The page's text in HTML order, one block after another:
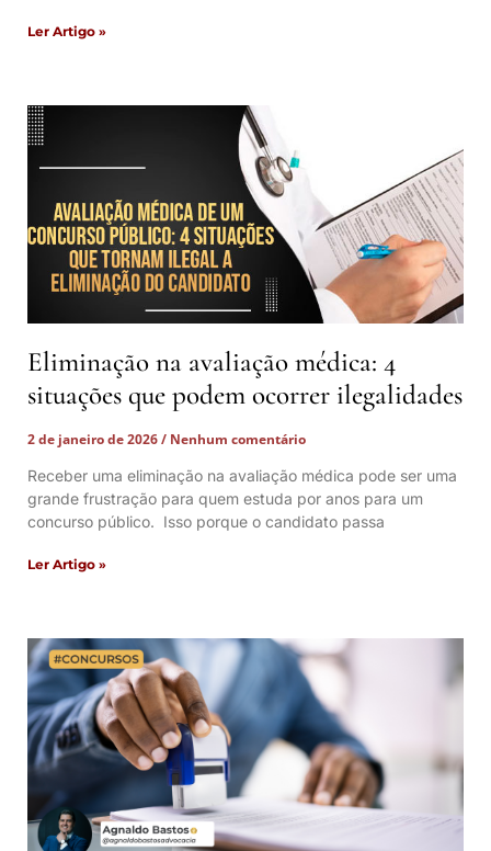
Ler Artigo »
Eliminação na avaliação médica: 4
situações que podem ocorrer ilegalidades
2 de janeiro de 2026
Nenhum comentário
Receber uma eliminação na avaliação médica pode ser uma
grande frustração para quem estuda por anos para um
concurso público. Isso porque o candidato passa
Ler Artigo »